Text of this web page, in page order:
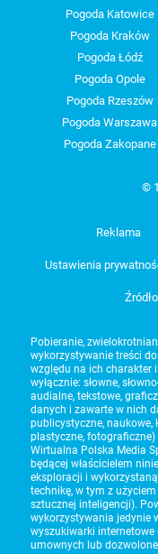
Pogoda Katowice
Pogoda Kraków
Pogoda Łódź
Pogoda Opole
Pogoda Rzeszów
Pogoda Warszawa
Pogoda Zakopane
©
Reklama
Ustawienia
Pobieranie,
wykorzystywanie treści
względu na ich charakter
wyłącznie: słowne,
audialne, tekstowe,
danych i zawarte w nich
publicystyczne,
plastyczne,
Wirtualna Polska Media
będącej właścicielem
eksploracji i
technikę, w tym z
sztucznej inteligencji).
wykorzystywania jedynie
wyszukiwarki
umownych lub